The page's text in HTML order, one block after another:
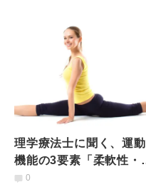
理学療法士に聞く、運動
機能の3要素「柔軟性・
力・バランス能力」の重
0